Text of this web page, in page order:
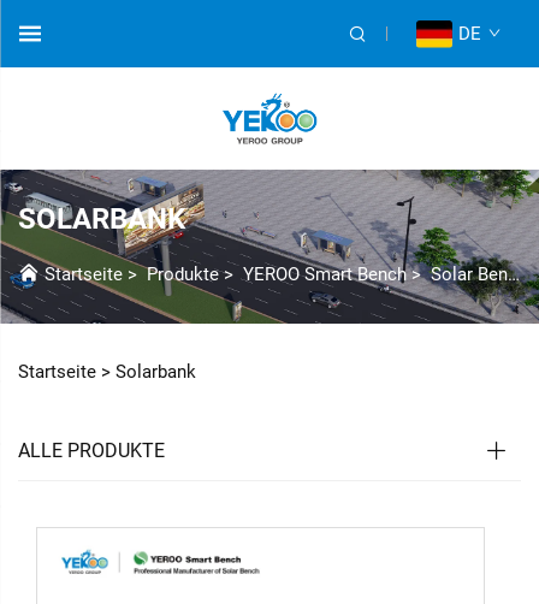
DE
SOLARBANK
Startseite >Produkte>YEROO Smart Bench>Solar Bench
Startseite > Solarbank
ALLE PRODUKTE